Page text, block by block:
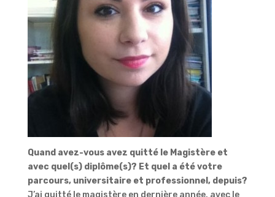
Quand avez-vous avez quitté le Magistère et
avec quel(s) diplôme(s)? Et quel a été votre
parcours, universitaire et professionnel, depuis?